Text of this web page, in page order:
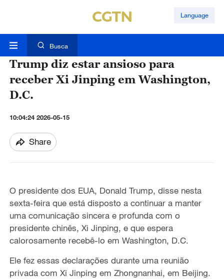
Language
Busca
Trump diz estar ansioso para
receber Xi Jinping em Washington,
D.C.
10:04:24 2026-05-15
Share
O presidente dos EUA, Donald Trump, disse nesta
sexta-feira que está disposto a continuar a manter
uma comunicação sincera e profunda com o
presidente chinês, Xi Jinping, e que espera
calorosamente recebê-lo em Washington, D.C.
Ele fez essas declarações durante uma reunião
privada com Xi Jinping em Zhongnanhai, em Beijing.